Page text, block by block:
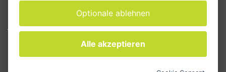
Tel. +49 171 33 28 962
Optionale ablehnen
Alle akzeptieren